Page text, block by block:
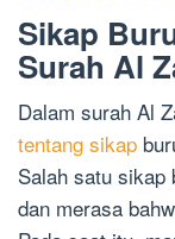
Sikap
Surah Al
Dalam surah Al
tentang sikap
Salah satu sikap
dan merasa